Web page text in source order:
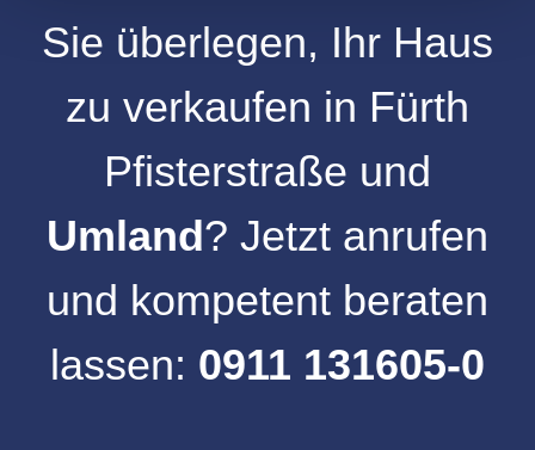
Sie überlegen, Ihr Haus
zu verkaufen in Fürth
Pfisterstraße und
Umland? Jetzt anrufen
und kompetent beraten
lassen: 0911 131605-0